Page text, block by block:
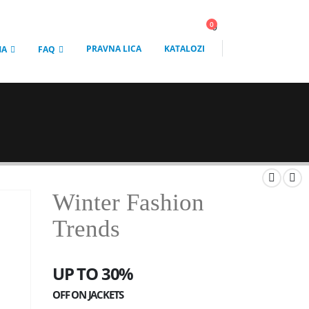
00
FAQ PRAVNA LICA KATALOZI
Winter Fashion
Trends
UP TO 30%
OFF ON JACKETS